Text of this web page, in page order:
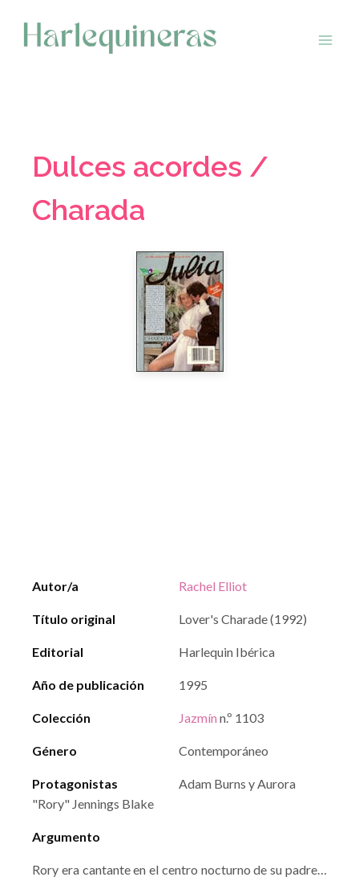
contenido
Dulces acordes /
Charada
Autor/a Rachel Elliot
Título original Lover's Charade (1992)
Editorial Harlequin Ibérica
Año de publicación 1995
Colección Jazmín n.º 1103
Género Contemporáneo
Protagonistas
Adam Burns y Aurora
"Rory" Jennings Blake
Argumento
Rory era cantante en el centro nocturno de su padre…